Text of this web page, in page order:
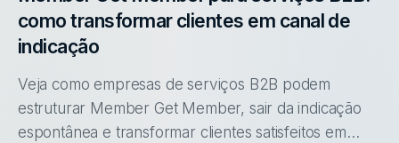
como transformar clientes em canal de
indicação
Veja como empresas de serviços B2B podem
estruturar Member Get Member, sair da indicação
espontânea e transformar clientes satisfeitos em